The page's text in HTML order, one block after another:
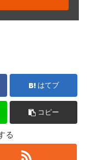
はてブ
コピー
る